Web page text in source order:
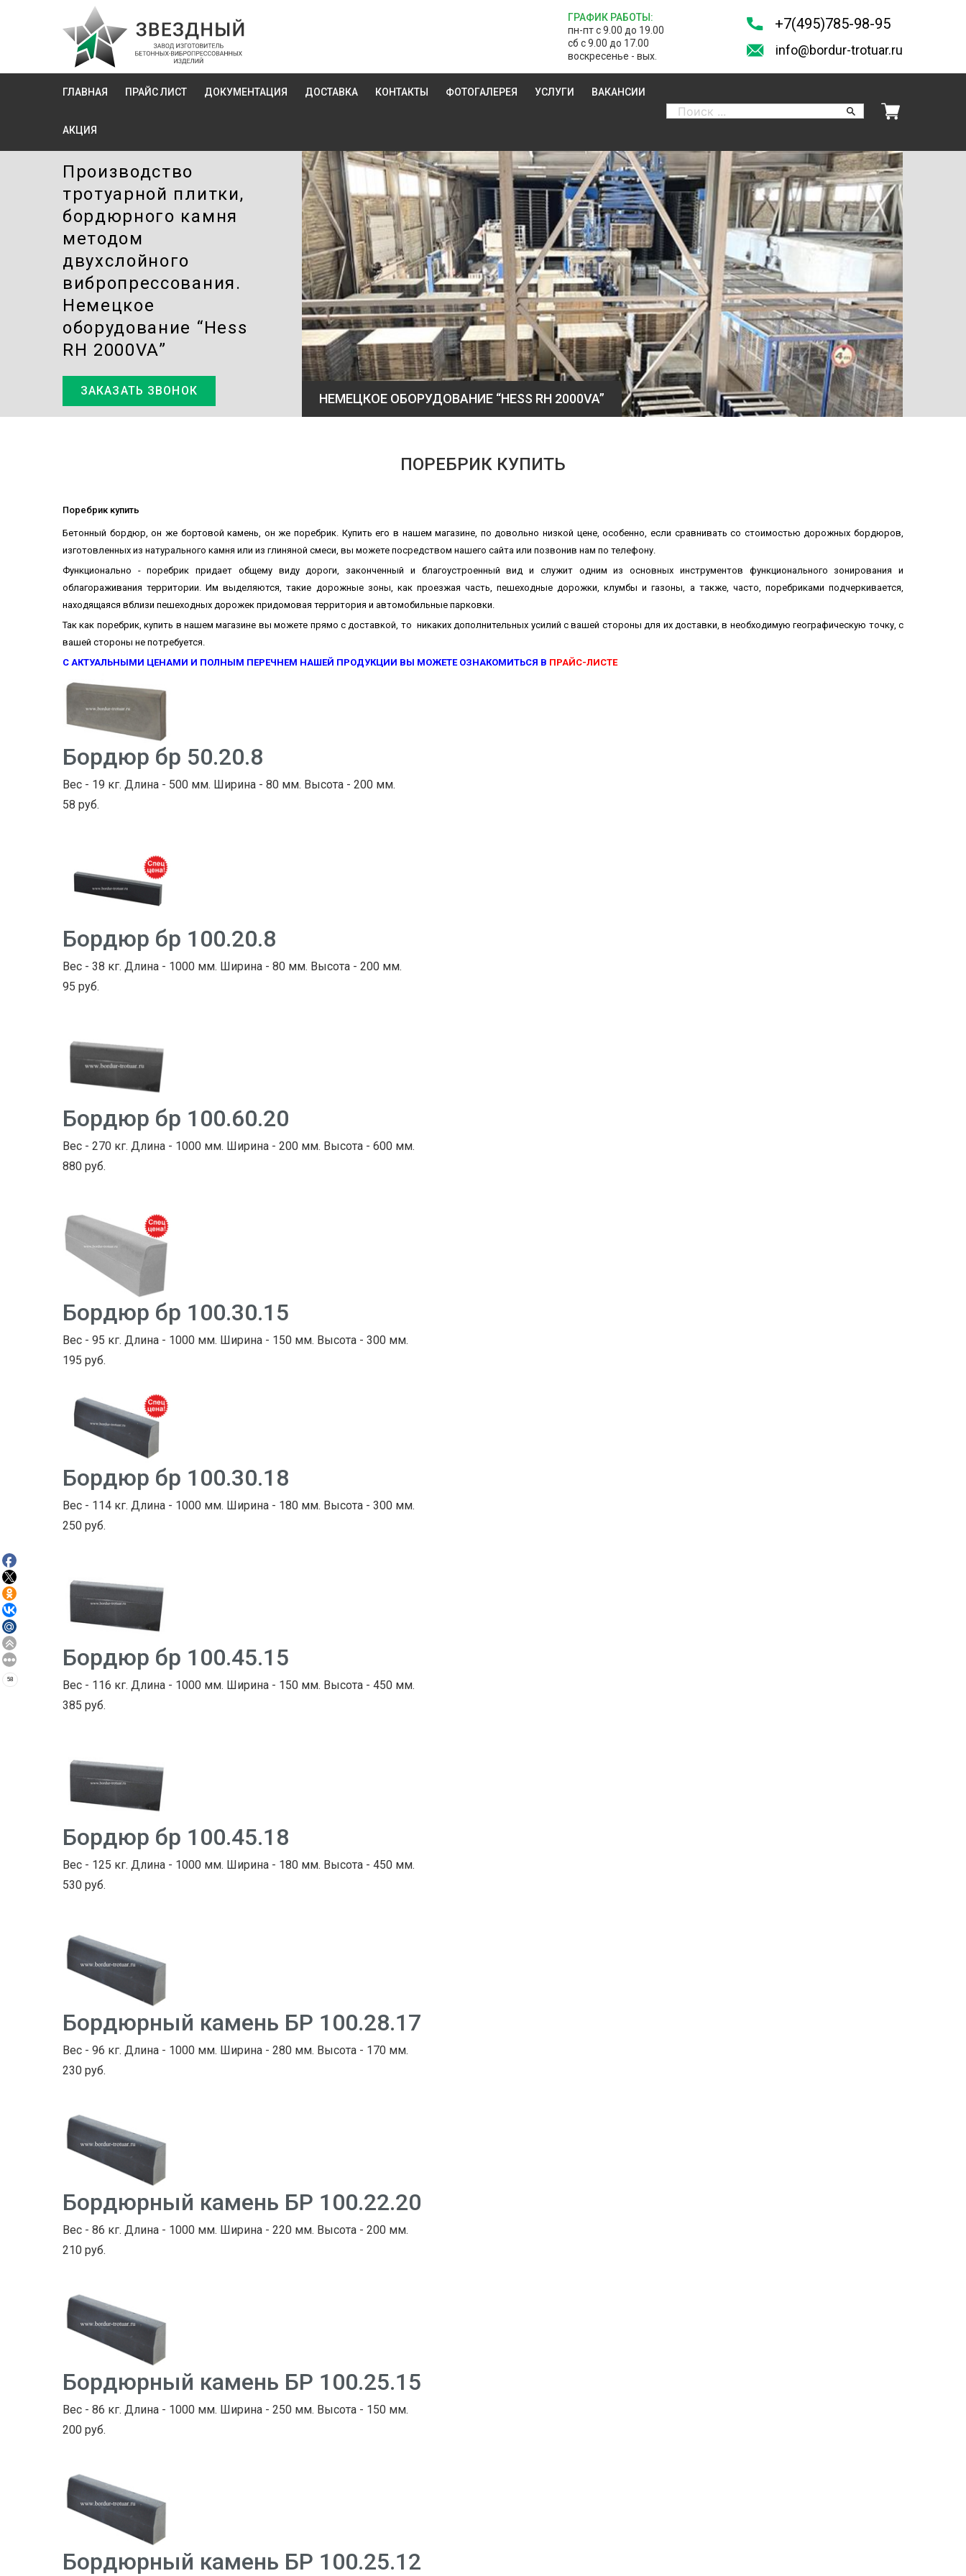
ГРАФИК РАБОТЫ:
пн-пт с 9.00 до 19.00
сб с 9.00 до 17.00
воскресенье - вых.
+7(495)785-98-95
info@bordur-trotuar.ru
ГЛАВНАЯ ПРАЙС ЛИСТ ДОКУМЕНТАЦИЯ ДОСТАВКА КОНТАКТЫ ФОТОГАЛЕРЕЯ УСЛУГИ ВАКАНСИИ
АКЦИЯ
Производство
тротуарной плитки,
бордюрного камня
методом
двухслойного
вибропресcования.
Немецкое
оборудование “Hess
RH 2000VA”
ЗАКАЗАТЬ ЗВОНОК
НЕМЕЦКОЕ ОБОРУДОВАНИЕ “HESS RH 2000VA”
ПОРЕБРИК КУПИТЬ
Поребрик купить
Бетонный бордюр, он же бортовой камень, он же поребрик. Купить его в нашем магазине, по довольно низкой цене, особенно, если сравнивать со стоимостью дорожных бордюров,
изготовленных из натурального камня или из глиняной смеси, вы можете посредством нашего сайта или позвонив нам по телефону.
Функционально - поребрик придает общему виду дороги, законченный и благоустроенный вид и служит одним из основных инструментов функционального зонирования и
облагораживания территории. Им выделяются, такие дорожные зоны, как проезжая часть, пешеходные дорожки, клумбы и газоны, а также, часто, поребриками подчеркивается,
находящаяся вблизи пешеходных дорожек придомовая территория и автомобильные парковки.
Так как поребрик, купить в нашем магазине вы можете прямо с доставкой, то никаких дополнительных усилий с вашей стороны для их доставки, в необходимую географическую точку, с
вашей стороны не потребуется.
С АКТУАЛЬНЫМИ ЦЕНАМИ И ПОЛНЫМ ПЕРЕЧНЕМ НАШЕЙ ПРОДУКЦИИ ВЫ МОЖЕТЕ ОЗНАКОМИТЬСЯ В ПРАЙС-ЛИСТЕ
Бордюр бр 50.20.8
Вес - 19 кг. Длина - 500 мм. Ширина - 80 мм. Высота - 200 мм.
58 руб.
Бордюр бр 100.20.8
Вес - 38 кг. Длина - 1000 мм. Ширина - 80 мм. Высота - 200 мм.
95 руб.
Бордюр бр 100.60.20
Вес - 270 кг. Длина - 1000 мм. Ширина - 200 мм. Высота - 600 мм.
880 руб.
Бордюр бр 100.30.15
Вес - 95 кг. Длина - 1000 мм. Ширина - 150 мм. Высота - 300 мм.
195 руб.
Бордюр бр 100.30.18
Вес - 114 кг. Длина - 1000 мм. Ширина - 180 мм. Высота - 300 мм.
250 руб.
Бордюр бр 100.45.15
Вес - 116 кг. Длина - 1000 мм. Ширина - 150 мм. Высота - 450 мм.
385 руб.
Бордюр бр 100.45.18
Вес - 125 кг. Длина - 1000 мм. Ширина - 180 мм. Высота - 450 мм.
530 руб.
Бордюрный камень БР 100.28.17
Вес - 96 кг. Длина - 1000 мм. Ширина - 280 мм. Высота - 170 мм.
230 руб.
Бордюрный камень БР 100.22.20
Вес - 86 кг. Длина - 1000 мм. Ширина - 220 мм. Высота - 200 мм.
210 руб.
Бордюрный камень БР 100.25.15
Вес - 86 кг. Длина - 1000 мм. Ширина - 250 мм. Высота - 150 мм.
200 руб.
Бордюрный камень БР 100.25.12
58